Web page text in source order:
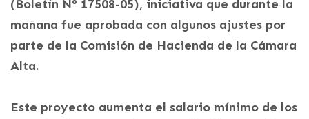
(Boletín N° 17508-05), iniciativa que durante la
mañana fue aprobada con algunos ajustes por
parte de la Comisión de Hacienda de la Cámara
Alta.
Este proyecto aumenta el salario mínimo de los